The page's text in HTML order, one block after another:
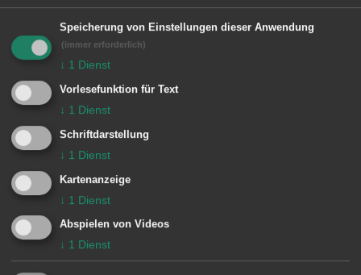
für persönliche Gespräche zur
Verfügung.
nteressierte Schulen können sich
anmelden bei Dorothee Mack, E-Mail:
d.mack@if-talent.de
9759051,www.erfolg-im-beruf.de
© Stadt Aalen, 08.05.2017
Speicherung von Einstellungen dieser Anwendung
(immer erforderlich)
↓ 1 Dienst
Vorlesefunktion für Text
↓ 1 Dienst
Schriftdarstellung
↓ 1 Dienst
Kartenanzeige
↓ 1 Dienst
Abspielen von Videos
↓ 1 Dienst